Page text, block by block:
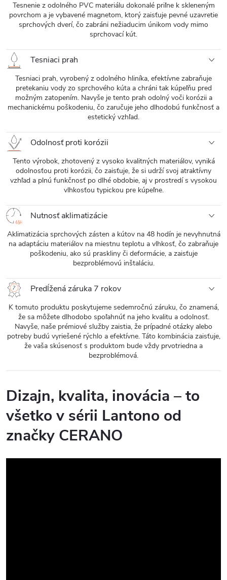
Tesnenie z odolného PVC materiálu dokonalé priľne k skleneným
povrchom a je vybavené magnetom, ktorý zaisťuje pevné uzavretie
sprchových dverí, čo zabráni nežiaducim únikom vody mimo
sprchovací kút.
Tesniaci prah
Tesniaci prah, vyrobený z odolného hliníka, efektívne zabraňuje
pretekaniu vody zo sprchového kúta a chráni tak kúpeľňu pred
možným zatopením. Navyše je tento prah odolný voči korózii a
mechanickému poškodeniu, čo zaručuje jeho dlhodobú funkčnosť a
estetický vzhľad.
Odolnosť proti korózii
Tento výrobok, zhotovený z vysoko kvalitných materiálov, vyniká
odolnosťou proti korózii, čo zaisťuje, že si udrží svoj atraktívny
vzhľad a plnú funkčnosť po dlhé obdobie, aj v prostredí s vysokou
vlhkosťou typickou pre kúpeľne.
Nutnosť aklimatizácie
Aklimatizácia sprchových zásten a kútov na 48 hodín je nevyhnutná
na adaptáciu materiálov na miestnu teplotu a vlhkosť, čo zabraňuje
poškodeniu, ako sú praskliny či deformácie, a zaisťuje
bezproblémovú inštaláciu.
Predĺžená záruka 7 rokov
K tomuto produktu poskytujeme sedemročnú záruku, čo znamená,
že sa môžete dlhodobo spoľahnúť na jeho kvalitu a odolnosť.
Navyše, naše prémiové služby zaistia, že prípadné otázky alebo
potreby budú vyriešené rýchlo a efektívne. Táto kombinácia zaisťuje,
že vaša skúsenosť s produktom bude vždy prvotriedna a
bezproblémová.
Dizajn, kvalita, inovácia – to
všetko v sérii Lantono od
značky CERANO